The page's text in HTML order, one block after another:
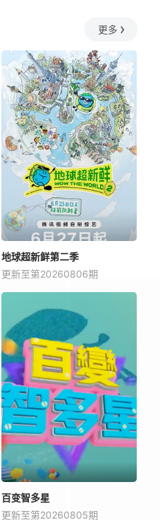
更多
地球超新鲜第二季
更新至第20260806期
百变智多星
更新至第20260805期